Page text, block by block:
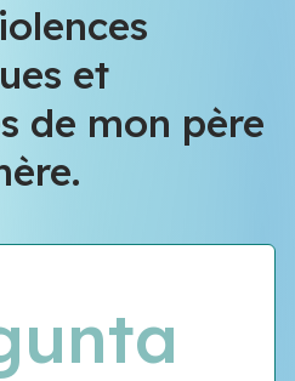
et
de mon père